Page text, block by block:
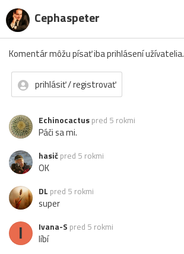
Cephaspeter
Komentár môžu písať iba prihlásení užívatelia.
prihlásiť / registrovať
Echinocactus pred 5 rokmi
Páči sa mi.
hasič pred 5 rokmi
OK
DL pred 5 rokmi
super
I Ivana-S pred 5 rokmi
líbí